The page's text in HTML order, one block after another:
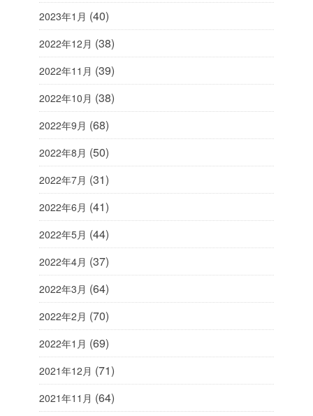
2023年1月 (40)
2022年12月 (38)
2022年11月 (39)
2022年10月 (38)
2022年9月 (68)
2022年8月 (50)
2022年7月 (31)
2022年6月 (41)
2022年5月 (44)
2022年4月 (37)
2022年3月 (64)
2022年2月 (70)
2022年1月 (69)
2021年12月 (71)
2021年11月 (64)